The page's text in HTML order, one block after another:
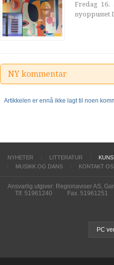
Fredag 16.
nyoppusset
NY kommentar
Artikkelen er ennå ikke lagt til noen
NYHETER LITTERATUR
MUSIKK OG DANS
KONTAKT
Ansvarlig utgiver: Regionaviser AS,
Tlf. 51961240
Fax. 51961251
PC